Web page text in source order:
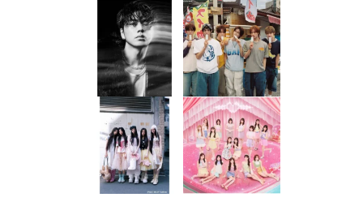
musicjapantv
💡8月特番放送決定！
...
8月 4
477 0
musicjapantv
💡8月特番放送決定！
...
8月 4
6 0
musicjapantv
💡8月特番放送決定！
...
8月 4
2 0
musicjapantv
💡8月特番放送決定！
...
8月 4
2 0